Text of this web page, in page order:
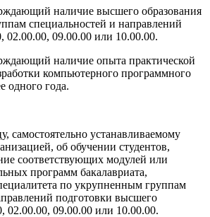
наличие высшего образования
специальностей и направлений
02.00.00, 09.00.00 или 10.00.00.
наличие опыта практической
компьютерного программного
одного года.
самостоятельно устанавливаемому
об обучении студентов,
соответствующих модулей или
программ бакалавриата,
по укрупненным группам
подготовки высшего
02.00.00, 09.00.00 или 10.00.00.